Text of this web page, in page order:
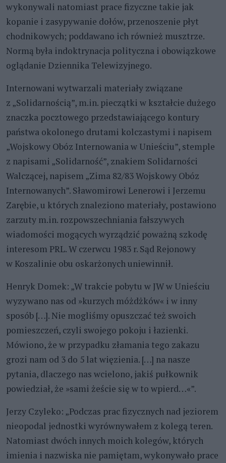
wykonywali natomiast prace fizyczne takie jak
kopanie i zasypywanie dołów, przenoszenie płyt
chodnikowych; poddawano ich również musztrze.
Normą była indoktrynacja polityczna i obowiązkowe
oglądanie Dziennika Telewizyjnego.
Internowani wytwarzali materiały związane
z „Solidarnością”, m.in. pieczątki w kształcie dużego
znaczka pocztowego przedstawiającego kontury
państwa okolonego drutami kolczastymi i napisem
„Wojskowy Obóz Internowania w Unieściu”, stemple
z napisami „Solidarność”, znakiem Solidarności
Walczącej, napisem „Zima 82/83 Wojskowy Obóz
Internowanych”. Sławomirowi Lenerowi i Jerzemu
Zarębie, u których znaleziono materiały, postawiono
zarzuty m.in. rozpowszechniania fałszywych
wiadomości mogących wyrządzić poważną szkodę
interesom PRL. W czerwcu 1983 r. Sąd Rejonowy
w Koszalinie obu oskarżonych uniewinnił.
Henryk Domek: „W trakcie pobytu w JW w Unieściu
wyzywano nas od »kurzych móżdżków« i w inny
sposób […]. Nie mogliśmy opuszczać też swoich
pomieszczeń, czyli swojego pokoju i łazienki.
Mówiono, że w przypadku złamania tego zakazu
grozi nam od 3 do 5 lat więzienia. […] na nasze
pytania, dlaczego nas wcielono, jakiś pułkownik
powiedział, że »sami żeście się w to wpierd…«”.
Jerzy Czyleko: „Podczas prac fizycznych nad jeziorem
nieopodal jednostki wyrównywałem z kolegą teren.
Natomiast dwóch innych moich kolegów, których
imienia i nazwiska nie pamiętam, wykonywało prace